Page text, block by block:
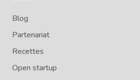
Blog
Partenariat
Recettes
Open startup